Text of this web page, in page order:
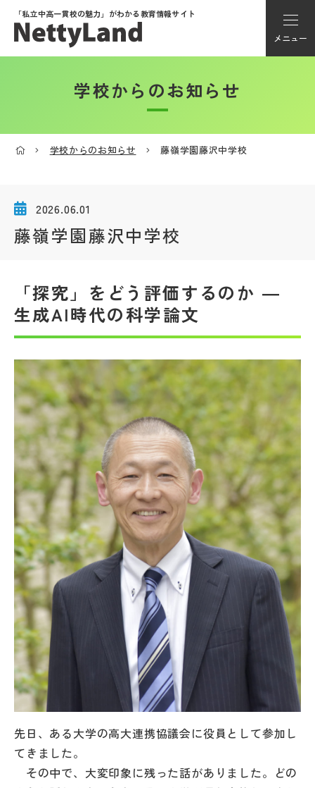
「私立中高一貫校の魅力」がわかる教育情報サイト
メニュー
アカウント登録
学校選び
私学探検隊
説明会・イベント情報
よみもの
学校からのお知らせ
学校HP最新情報
特集
NettyLandかわら版
その他
お問い合わせ
個人情報保護方針
サイトマップ
学校からのお知らせ
学校からのお知らせ 藤嶺学園藤沢中学校
2026.06.01
藤嶺学園藤沢中学校
「探究」をどう評価するのか ―
生成AI時代の科学論文
先日、ある大学の高大連携協議会に役員として参加し
てきました。
その中で、大変印象に残った話がありました。どの